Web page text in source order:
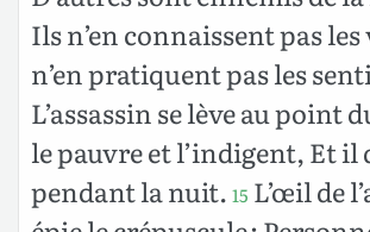
Ils n’en connaissent pas
n’en pratiquent pas les
L’assassin se lève au point
le pauvre et l’indigent, Et il
pendant la nuit. 15 L’œil de